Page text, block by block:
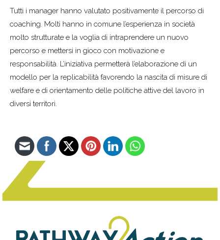
Tutti i manager hanno valutato positivamente il percorso di
coaching. Molti hanno in comune l’esperienza in società
molto strutturate e la voglia di intraprendere un nuovo
percorso e mettersi in gioco con motivazione e
responsabilità. L’iniziativa permetterà l’elaborazione di un
modello per la replicabilità favorendo la nascita di misure di
welfare e di orientamento delle politiche attive del lavoro in
diversi territori.